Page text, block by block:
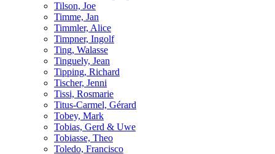
Tilson, Joe
Timme, Jan
Timmler, Alice
Timpner, Ingolf
Ting, Walasse
Tinguely, Jean
Tipping, Richard
Tischer, Jenni
Tissi, Rosmarie
Titus-Carmel, Gérard
Tobey, Mark
Tobias, Gerd & Uwe
Tobiasse, Theo
Toledo, Francisco